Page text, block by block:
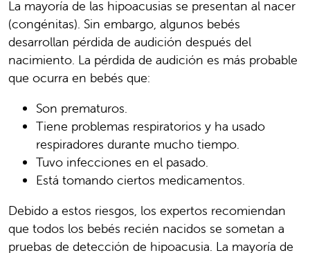
La mayoría de las hipoacusias se presentan al nacer
(congénitas). Sin embargo, algunos bebés
desarrollan pérdida de audición después del
nacimiento. La pérdida de audición es más probable
que ocurra en bebés que:
Son prematuros.
Tiene problemas respiratorios y ha usado
respiradores durante mucho tiempo.
Tuvo infecciones en el pasado.
Está tomando ciertos medicamentos.
Debido a estos riesgos, los expertos recomiendan
que todos los bebés recién nacidos se sometan a
pruebas de detección de hipoacusia. La mayoría de